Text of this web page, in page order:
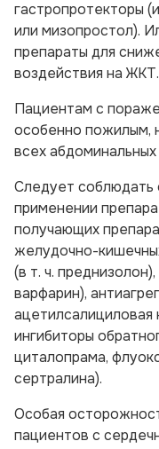
гастропротекторы
или мизопростол).
препараты для
воздействия на ЖКТ.
Пациентам с
особенно пожилым,
всех
Следует
применении
получающих
желудочно-
(в т. ч.
варфарин),
ацетилсалициловая
ингибиторы
циталопрама,
сертралина).
Особая
пациентов с